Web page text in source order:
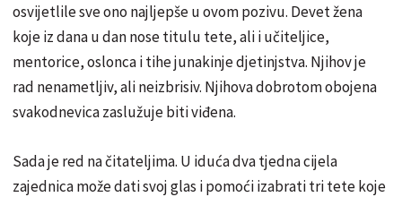
osvijetlile sve ono najljepše u ovom pozivu. Devet žena
koje iz dana u dan nose titulu tete, ali i učiteljice,
mentorice, oslonca i tihe junakinje djetinjstva. Njihov je
rad nenametljiv, ali neizbrisiv. Njihova dobrotom obojena
svakodnevica zaslužuje biti viđena.
Sada je red na čitateljima. U iduća dva tjedna cijela
zajednica može dati svoj glas i pomoći izabrati tri tete koje